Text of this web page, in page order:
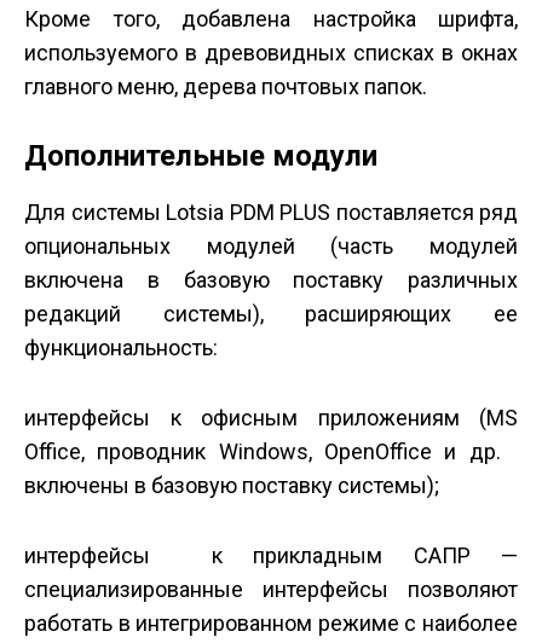
Кроме того, добавлена настройка шрифта,
используемого в древовидных списках в окнах
главного меню, дерева почтовых папок.
Дополнительные модули
Для системы Lotsia PDM PLUS поставляется ряд
опциональных модулей (часть модулей
включена в базовую поставку различных
редакций системы), расширяющих ее
функциональность:
интерфейсы к офисным приложениям (MS
Office, проводник Windows, OpenOffice и др.
включены в базовую поставку системы);
интерфейсы к прикладным САПР —
специализированные интерфейсы позволяют
работать в интегрированном режиме с наиболее